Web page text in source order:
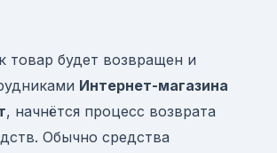
товар будет возвращен и
Интернет-магазина
, начнётся процесс возврата
Обычно средства